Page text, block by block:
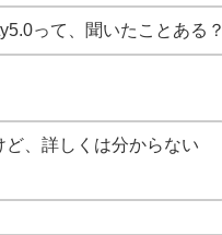
って、聞いたことある？
、詳しくは分からない